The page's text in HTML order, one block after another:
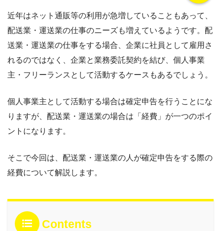
近年はネット通販等の利用が急増していることもあって、
配送業・運送業の仕事のニーズも増えているようです。配
送業・運送業の仕事をする場合、企業に社員として雇用さ
れるのではなく、企業と業務委託契約を結び、個人事業
主・フリーランスとして活動するケースもあるでしょう。
個人事業主として活動する場合は確定申告を行うことにな
りますが、配送業・運送業の場合は「経費」が一つのポイ
ントになります。
そこで今回は、配送業・運送業の人が確定申告をする際の
経費について解説します。
Contents